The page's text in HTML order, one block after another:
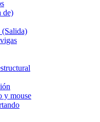
de)
(Salida)
y mouse